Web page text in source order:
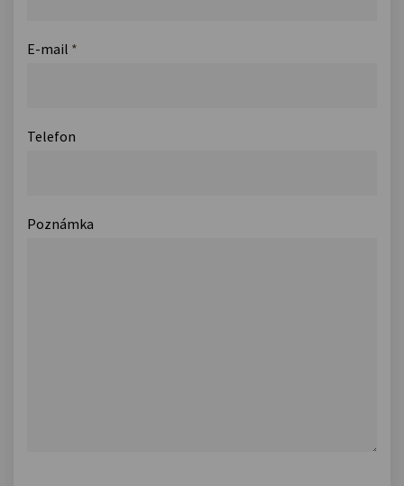
E-mail *
Telefon
Poznámka